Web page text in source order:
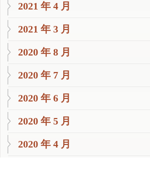
2021 年 4 月
2021 年 3 月
2020 年 8 月
2020 年 7 月
2020 年 6 月
2020 年 5 月
2020 年 4 月